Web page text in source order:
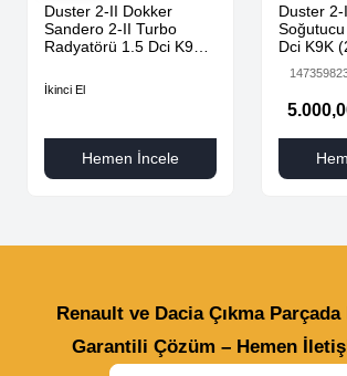
Duster 2-II Dokker
Sandero 2-II Turbo
Radyatörü 1.5 Dci K9K
144967867R-
İkinci El
Hemen İncele
Duster
Dci K9K
Çıkma
Renault ve Dacia Çıkma Parçada
Garantili Çözüm – Hemen